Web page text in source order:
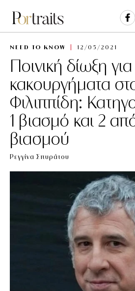
NEED TO KNOW 12/05/2021
Ποινική δίωξη
κακουργήματα
Φιλιππίδη:
1 βιασμό και 2
βιασμού
Ρεγγίνα Σπυράτου